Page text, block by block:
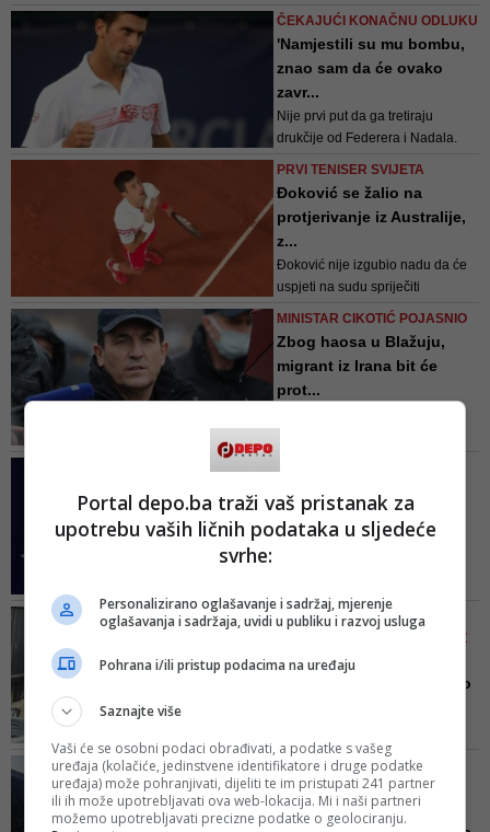
slučaju „izuzetnih okolnosti“, ako
Đoković učestvuje u turniru
ČEKAJUĆI KONAČNU ODLUKU
'Namjestili su mu bombu,
znao sam da će ovako
zavr...
Nije prvi put da ga tretiraju
drukčije od Federera i Nadala.
PRVI TENISER SVIJETA
Đoković se žalio na
protjerivanje iz Australije,
z...
Đoković nije izgubio nadu da će
uspjeti na sudu spriječiti
protjerivanje iz zemlje i tako
ovogodišnjem Grand Slam
turniru, Australian Openu, gdje bi
jurišao rekordnu 21. pobjedu na
MINISTAR CIKOTIĆ POJASNIO
Zbog haosa u Blažuju,
migrant iz Irana bit će
prot...
u Istočnom Sarajevu te da joj je
izrečena mjera protjerivanja iz
BiH - kazao je Cikotić, navodeći
PREDSTAVNIČKOG DOMA
PSBIH
bit...
Zvizdić je predložio da se u tom
stranih državljana koji su
VIDEO/ NAKON ŠTO JE
PORODICA DEPORTOVANA IZ
FRANCUSKE
Zahirovići 'pojasnili' zašto
momkom Dušanom, koji se
drogira, a ne zato što je on Srbin,
kaže otac Senad
FOTO/ SLUŽBA ZA POSLOVE
SA STRANCIMA IMA PUNE
RUKE POSLA
Portal depo.ba traži vaš pristanak za
upotrebu vaših ličnih podataka u sljedeće
svrhe:
Personalizirano oglašavanje i sadržaj, mjerenje
oglašavanja i sadržaja, uvidi u publiku i razvoj usluga
Pohrana i/ili pristup podacima na uređaju
Saznajte više
Vaši će se osobni podaci obrađivati, a podatke s vašeg
uređaja (kolačiće, jedinstvene identifikatore i druge podatke
uređaja) može pohranjivati, dijeliti te im pristupati 241 partner
ili ih može upotrebljavati ova web-lokacija. Mi i naši partneri
možemo upotrebljavati precizne podatke o geolociranju.